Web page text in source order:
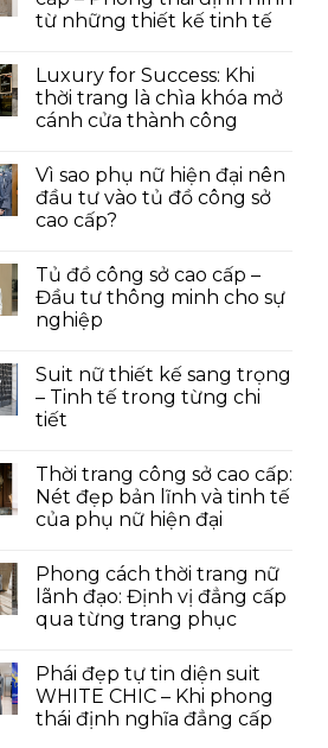
từ những thiết kế tinh tế
Luxury for Success: Khi
thời trang là chìa khóa mở
cánh cửa thành công
Vì sao phụ nữ hiện đại nên
đầu tư vào tủ đồ công sở
cao cấp?
Tủ đồ công sở cao cấp –
Đầu tư thông minh cho sự
nghiệp
Suit nữ thiết kế sang trọng
– Tinh tế trong từng chi
tiết
Thời trang công sở cao cấp:
Nét đẹp bản lĩnh và tinh tế
của phụ nữ hiện đại
Phong cách thời trang nữ
lãnh đạo: Định vị đẳng cấp
qua từng trang phục
Phái đẹp tự tin diện suit
WHITE CHIC – Khi phong
thái định nghĩa đẳng cấp